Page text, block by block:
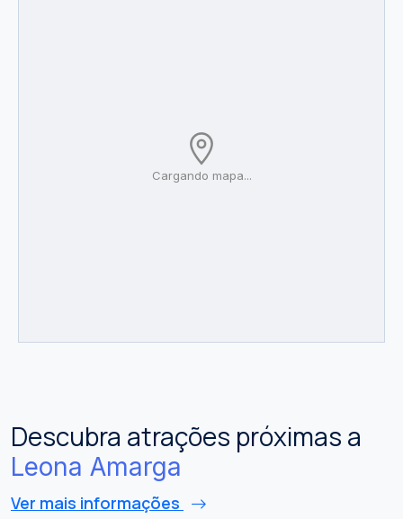
Cargando mapa...
Descubra atrações próximas a
Leona Amarga
Ver mais informações